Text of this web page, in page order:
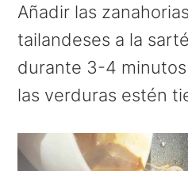
Añadir las
tailandeses a la
durante 3-4
las verduras estén